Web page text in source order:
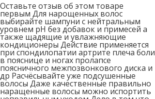
Оставьте отзыв об этом товаре
первым Для нарощенных волос
выбирайте шампуни с нейтральным
уровнем рН без добавок и примесей а
также щадящие и увлажняющие
кондиционеры Действие применяется
при спондилопатии артрите плеча боли
в пояснице и ногах пролапсе
поясничного межпозвонкового диска и
др Расчёсывайте уже подсушенные
волосы Даже качественные правильно
наращенные волосы можно испортить